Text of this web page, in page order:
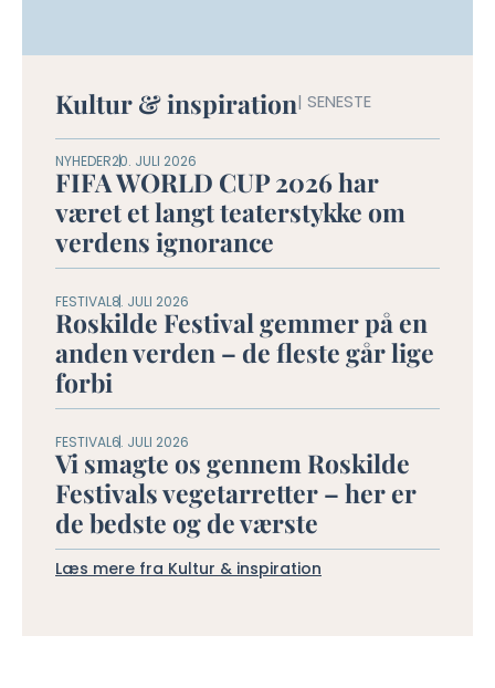
Kultur & inspiration| SENESTE
NYHEDER20. JULI 2026
FIFA WORLD CUP 2026 har
været et langt teaterstykke om
verdens ignorance
FESTIVAL8. JULI 2026
Roskilde Festival gemmer på en
anden verden – de fleste går lige
forbi
FESTIVAL6. JULI 2026
Vi smagte os gennem Roskilde
Festivals vegetarretter – her er
de bedste og de værste
Læs mere fra Kultur & inspiration